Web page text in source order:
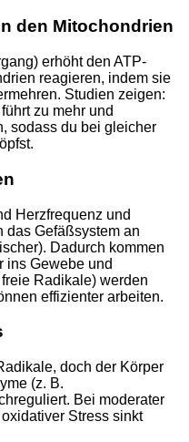
den Mitochondrien
erhöht den ATP-
reagieren, indem sie
Studien zeigen:
zu mehr und
sodass du bei gleicher
Herzfrequenz und
das Gefäßsystem an
Dadurch kommen
ins Gewebe und
Radikale) werden
effizienter arbeiten.
doch der Körper
(z. B.
Bei moderater
Stress sinkt